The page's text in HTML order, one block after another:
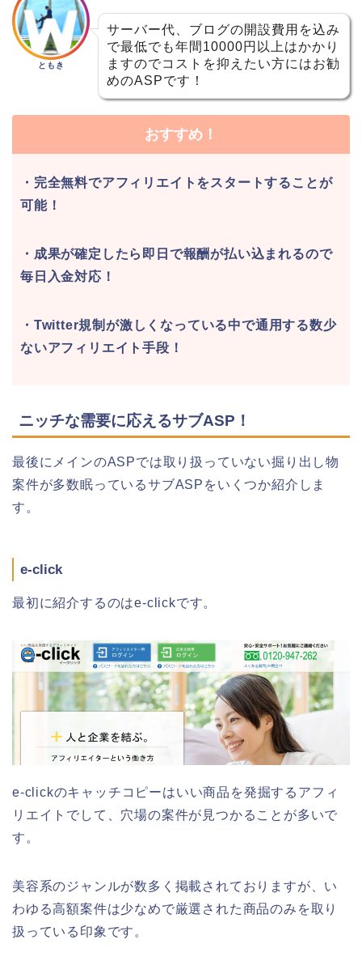
ともき
サーバー代、ブログの開設費用を込み
で最低でも年間10000円以上はかかり
ますのでコストを抑えたい方にはお勧
めのASPです！
おすすめ！
・完全無料でアフィリエイトをスタートすることが
可能！
・成果が確定したら即日で報酬が払い込まれるので
毎日入金対応！
・Twitter規制が激しくなっている中で通用する数少
ないアフィリエイト手段！
ニッチな需要に応えるサブASP！
最後にメインのASPでは取り扱っていない掘り出し物
案件が多数眠っているサブASPをいくつか紹介しま
す。
e-click
最初に紹介するのはe-clickです。
e-clickのキャッチコピーはいい商品を発掘するアフィ
リエイトでして、穴場の案件が見つかることが多いで
す。
美容系のジャンルが数多く掲載されておりますが、い
わゆる高額案件は少なめで厳選された商品のみを取り
扱っている印象です。